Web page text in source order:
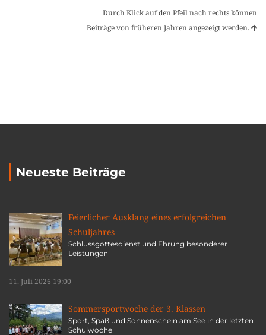
Durch Klick auf den Pfeil nach rechts können
Beiträge von früheren Jahren angezeigt werden.
Neueste Beiträge
Feierlicher Ausklang eines erfolgreichen
Schuljahres
Schlussgottesdienst und Ehrung besonderer
Leistungen
11. Juli 2026 19:00
Sommersportwoche der 3. Klassen
Sport, Spaß und Sonnenschein am See in der letzten
Schulwoche